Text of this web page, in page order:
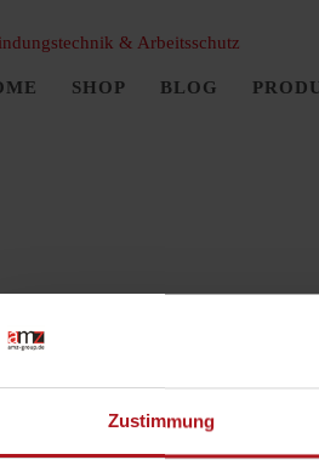
Zustimmung
SHOP BLOG